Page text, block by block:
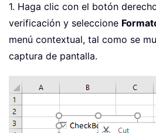
1. Haga clic con el botón
verificación y seleccione
menú contextual, tal como se
captura de pantalla.